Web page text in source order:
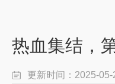
热血集结，
更新时间：2025-05-